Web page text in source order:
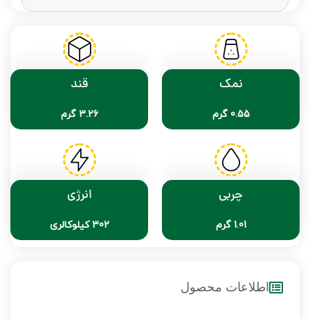
نمک
0.55 گرم
قند
3.26 گرم
چربی
1.01 گرم
انرژی
302 کیلوکالری
اطلاعات محصول